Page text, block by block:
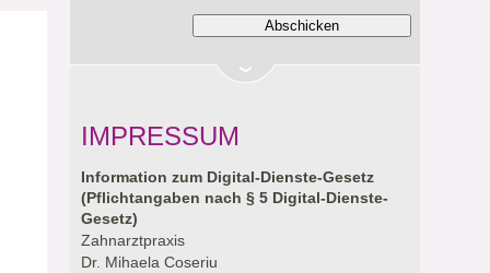
IMPRESSUM
Information zum Digital-Dienste-Gesetz
(Pflichtangaben nach § 5 Digital-Dienste-
Gesetz)
Zahnarztpraxis
Dr. Mihaela Coseriu